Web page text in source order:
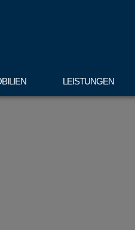
LEISTUNGEN